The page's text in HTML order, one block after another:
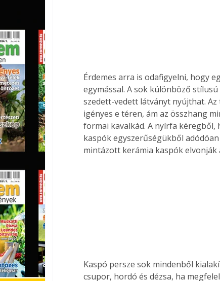
Érdemes arra is odafigyelni, hogy
egymással. A sok különböző
szedett-vedett látványt nyújthat.
igényes e téren, ám az összhang
formai kavalkád. A nyírfa
kaspók egyszerűségükből
mintázott kerámia kaspók
Kaspó persze sok mindenből
csupor, hordó és dézsa, ha